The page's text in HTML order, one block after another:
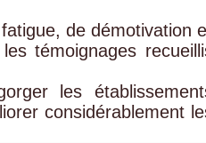
de démotivation
témoignages
les
considérablement